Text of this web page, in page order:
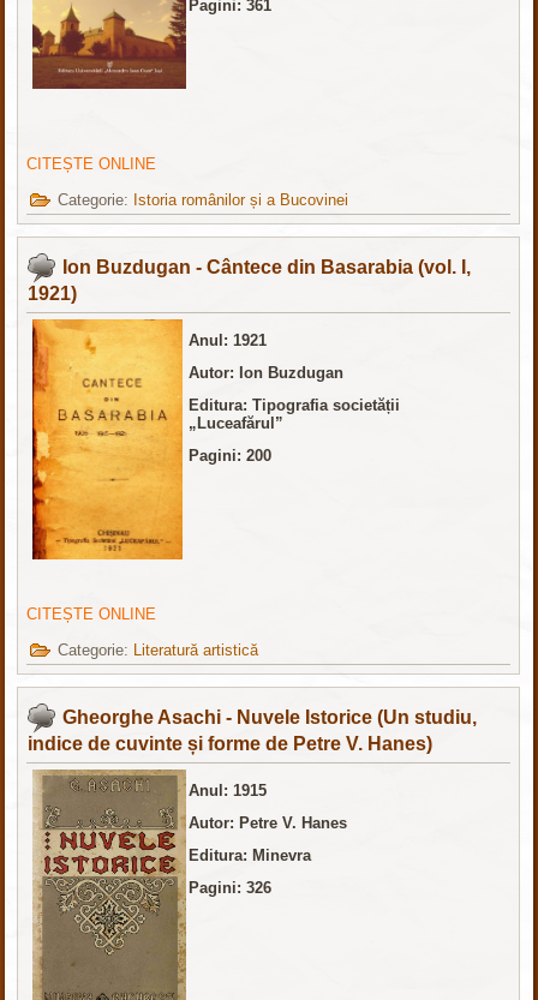
Pagini: 361
CITEȘTE ONLINE
Categorie: Istoria românilor și a Bucovinei
Ion Buzdugan - Cântece din Basarabia (vol. I,
1921)
Anul:1921
Autor: Ion Buzdugan
Editura: Tipografia societății
„Luceafărul”
Pagini: 200
CITEȘTE ONLINE
Categorie:
Literatură artistică
Gheorghe Asachi - Nuvele Istorice (Un studiu,
indice de cuvinte și forme de Petre V. Hanes)
Anul: 1915
Autor: Petre V. Hanes
Editura: Minevra
Pagini: 326